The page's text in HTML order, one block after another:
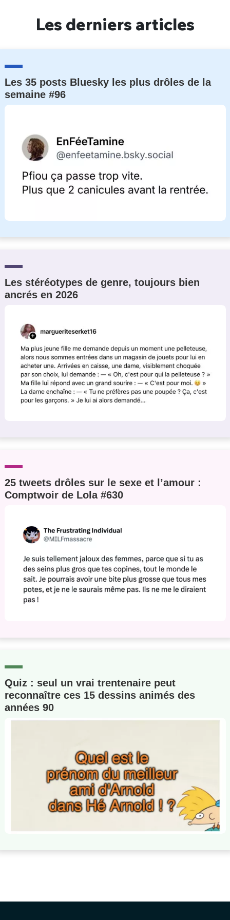
Les derniers articles
Les 35 posts Bluesky les plus drôles de la
semaine #96
Les stéréotypes de genre, toujours bien
ancrés en 2026
25 tweets drôles sur le sexe et l’amour :
Comptwoir de Lola #630
Quiz : seul un vrai trentenaire peut
reconnaître ces 15 dessins animés des
années 90
Un Thread